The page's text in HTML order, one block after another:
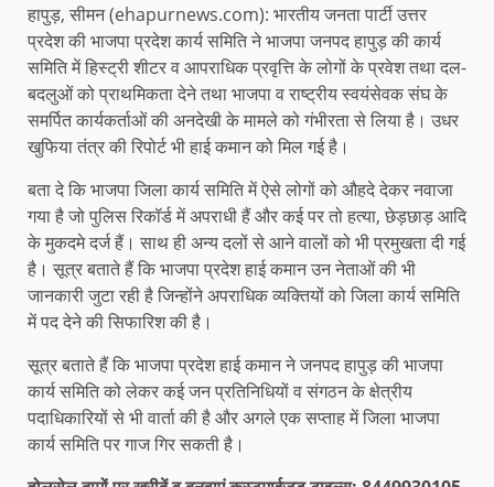
हापुड़, सीमन (ehapurnews.com): भारतीय जनता पार्टी उत्तर
प्रदेश की भाजपा प्रदेश कार्य समिति ने भाजपा जनपद हापुड़ की कार्य
समिति में हिस्ट्री शीटर व आपराधिक प्रवृत्ति के लोगों के प्रवेश तथा दल-
बदलुओं को प्राथमिकता देने तथा भाजपा व राष्ट्रीय स्वयंसेवक संघ के
समर्पित कार्यकर्ताओं की अनदेखी के मामले को गंभीरता से लिया है। उधर
खुफिया तंत्र की रिपोर्ट भी हाई कमान को मिल गई है।
बता दे कि भाजपा जिला कार्य समिति में ऐसे लोगों को औहदे देकर नवाजा
गया है जो पुलिस रिकॉर्ड में अपराधी हैं और कई पर तो हत्या, छेड़छाड़ आदि
के मुकदमे दर्ज हैं। साथ ही अन्य दलों से आने वालों को भी प्रमुखता दी गई
है। सूत्र बताते हैं कि भाजपा प्रदेश हाई कमान उन नेताओं की भी
जानकारी जुटा रही है जिन्होंने अपराधिक व्यक्तियों को जिला कार्य समिति
में पद देने की सिफारिश की है।
सूत्र बताते हैं कि भाजपा प्रदेश हाई कमान ने जनपद हापुड़ की भाजपा
कार्य समिति को लेकर कई जन प्रतिनिधियों व संगठन के क्षेत्रीय
पदाधिकारियों से भी वार्ता की है और अगले एक सप्ताह में जिला भाजपा
कार्य समिति पर गाज गिर सकती है।